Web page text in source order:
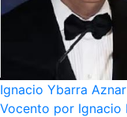
Ignacio Ybarra
Vocento por Ignacio